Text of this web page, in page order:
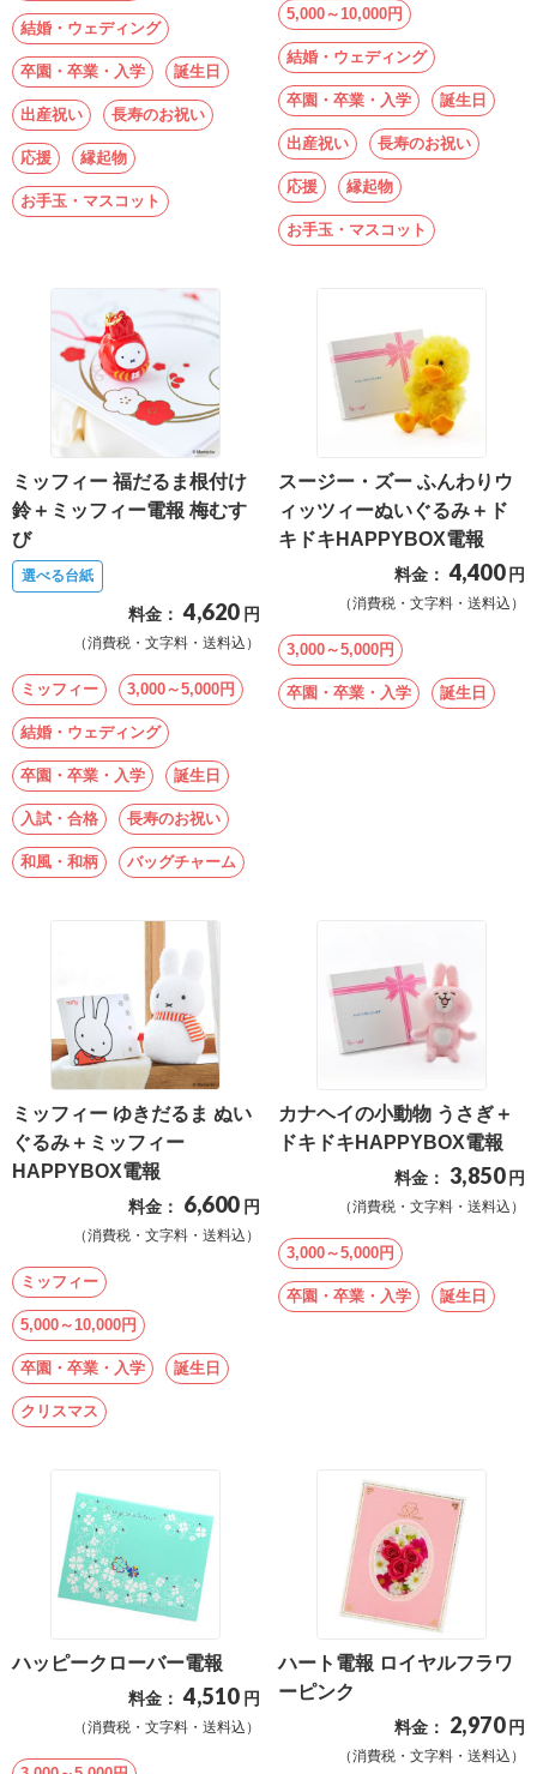
の
文
集
例
結
婚
贈
る
電
報-
集
み
に
る
電
報-
Tips
集
会
員
け
サ
ー
ス
ハ
ー
ト
ボ
お
問
合
せ
結婚・ウェディング
卒園・卒業・入学 誕生日
出産祝い 長寿のお祝い
応援 縁起物
お手玉・マスコット
5,000～10,000円
結婚・ウェディング
卒園・卒業・入学 誕生日
出産祝い 長寿のお祝い
応援 縁起物
お手玉・マスコット
ミッフィー 福だるま根付け
鈴＋ミッフィー電報 梅むす
び
選べる台紙
料金： 4,620 円
（消費税・文字料・送料込）
ミッフィー 3,000～5,000円
結婚・ウェディング
卒園・卒業・入学 誕生日
入試・合格 長寿のお祝い
和風・和柄 バッグチャーム
スージー・ズー ふんわりウ
ィッツィーぬいぐるみ＋ド
キドキHAPPYBOX電報
料金： 4,400 円
（消費税・文字料・送料込）
3,000～5,000円
卒園・卒業・入学 誕生日
ミッフィー ゆきだるま ぬい
ぐるみ＋ミッフィー
HAPPYBOX電報
料金： 6,600 円
（消費税・文字料・送料込）
ミッフィー
5,000～10,000円
卒園・卒業・入学 誕生日
クリスマス
カナヘイの小動物 うさぎ＋
ドキドキHAPPYBOX電報
料金： 3,850 円
（消費税・文字料・送料込）
3,000～5,000円
卒園・卒業・入学 誕生日
ハッピークローバー電報
料金： 4,510 円
（消費税・文字料・送料込）
ハート電報 ロイヤルフラワ
ーピンク
料金： 2,970 円
（消費税・文字料・送料込）